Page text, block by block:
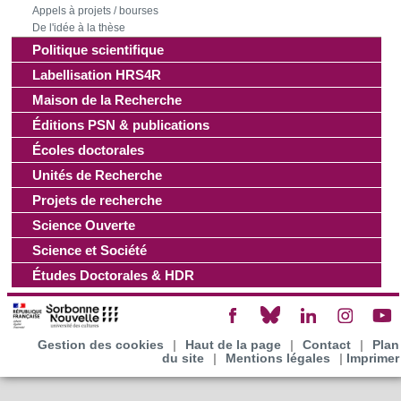
Les cookies nous permettent de personnaliser le contenu
et les annonces, d'offrir des fonctionnalités relatives aux
médias sociaux et d'analyser notre trafic. Nous
partageons également des informations sur l'utilisation de
notre site avec nos partenaires de médias sociaux, de
publicité et d'analyse, qui peuvent combiner celles-ci avec
d'autres informations que vous leur avez fournies ou qu'ils
ont collectées lors de votre utilisation de leurs services.
Appels à projets / bourses
De l'idée à la thèse
Politique scientifique
Labellisation HRS4R
Maison de la Recherche
Éditions PSN & publications
Écoles doctorales
Unités de Recherche
Projets de recherche
Science Ouverte
Science et Société
Études Doctorales & HDR
Gestion des cookies Haut de la page Contact
Plan
du site
Mentions légales Imprimer